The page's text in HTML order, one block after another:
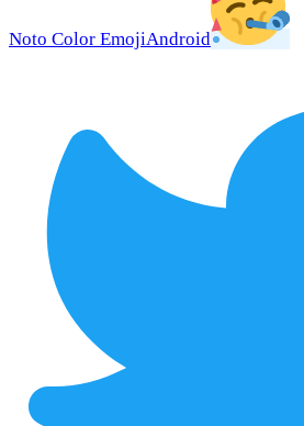
Noto Color EmojiAndroid